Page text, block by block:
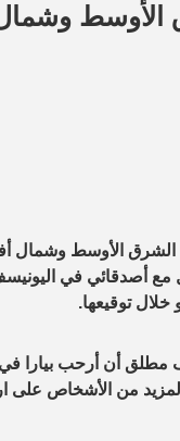
الأوسط وشمال
الشرق الأوسط وشمال
مع أصدقائي في
توقيعها.
مطلق أن أرحب بيارا
من الأشخاص على